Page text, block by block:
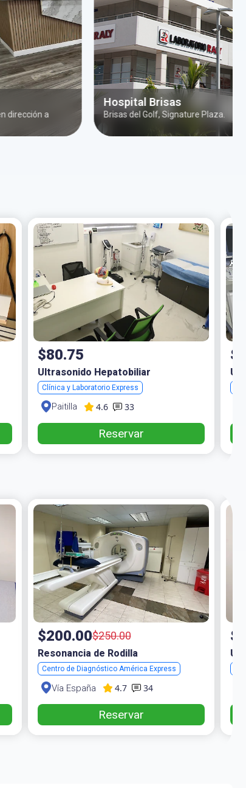
Hospital Brisas
Brisas del Golf, Signature Plaza.
$80.75
Ultrasonido Hepatobiliar
Clínica y Laboratorio Express
Paitilla 4.6 33
Reservar
$200.00$250.00
Resonancia de Rodilla
Centro de Diagnóstico América Express
Vía España 4.7 34
Reservar